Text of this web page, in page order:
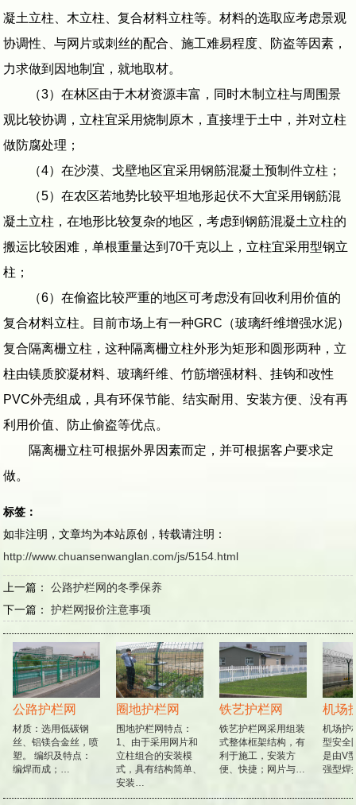
凝土立柱、木立柱、复合材料立柱等。材料的选取应考虑景观
协调性、与网片或刺丝的配合、施工难易程度、防盗等因素，
力求做到因地制宜，就地取材。
（3）在林区由于木材资源丰富，同时木制立柱与周围景
观比较协调，立柱宜采用烧制原木，直接埋于土中，并对立柱
做防腐处理；
（4）在沙漠、戈壁地区宜采用钢筋混凝土预制件立柱；
（5）在农区若地势比较平坦地形起伏不大宜采用钢筋混
凝土立柱，在地形比较复杂的地区，考虑到钢筋混凝土立柱的
搬运比较困难，单根重量达到70千克以上，立柱宜采用型钢立
柱；
（6）在偷盗比较严重的地区可考虑没有回收利用价值的
复合材料立柱。目前市场上有一种GRC（玻璃纤维增强水泥）
复合隔离栅立柱，这种隔离栅立柱外形为矩形和圆形两种，立
柱由镁质胶凝材料、玻璃纤维、竹筋增强材料、挂钩和改性
PVC外壳组成，具有环保节能、结实耐用、安装方便、没有再
利用价值、防止偷盗等优点。
隔离栅立柱可根据外界因素而定，并可根据客户要求定
做。
标签：
如非注明，文章均为本站原创，转载请注明：
http://www.chuansenwanglan.com/js/5154.html
上一篇：公路护栏网的冬季保养
下一篇：护栏网报价注意事项
公路护栏网
材质：选用低碳钢
丝、铝镁合金丝，喷
塑。 编织及特点：
编焊而成；…
圈地护栏网
围地护栏网特点：
1、由于采用网片和
立柱组合的安装模
式，具有结构简单、
安装…
铁艺护栏网
铁艺护栏网采用组装
式整体框架结构，有
利于施工，安装方
便、快捷；网片与…
机场
机场护
型安全
是由V
强型焊